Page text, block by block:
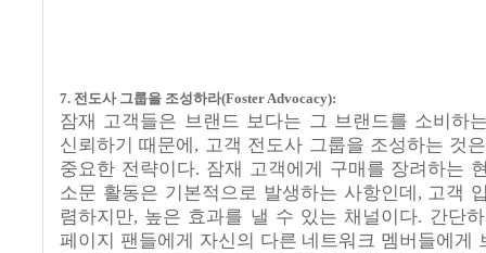
7. 전도사 그룹을 조성하라(Foster Advocacy):
잠재 고객들은 브랜드 보다는 그 브랜드를 소비하
신뢰하기 때문에 , 고객 전도사 그룹을 조성하는 것
중요한 전략이다. 잠재 고객에게 구매를 장려하는
소문 활동은 기본적으로 발생하는 사항인데 , 고객
렴하지만, 높은 효과를 낼 수 있는 채널이다. 간단
페이지 팬들에게 자신의 다른 네트워크 멤버들에게